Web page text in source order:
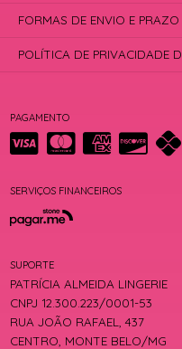
PAGAMENTO
SERVIÇOS FINANCEIROS
SUPORTE
PATRÍCIA ALMEIDA LINGERIE
CNPJ 12.300.223/0001-53
RUA JOÃO RAFAEL, 437
CENTRO, MONTE BELO/MG
FORMAS DE ENVIO E PRAZO
POLÍTICA DE PRIVACIDADE